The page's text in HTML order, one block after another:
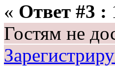
« Ответ #3 :
Гостям не